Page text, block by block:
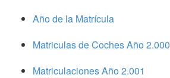
Año de la Matrícula
Matriculas de Coches Año 2.000
Matriculaciones Año 2.001